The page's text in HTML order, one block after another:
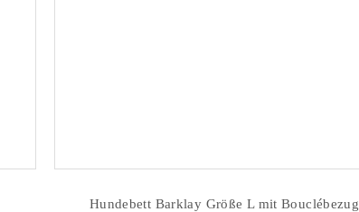
Hundebett Barklay Größe L mit Bouclébezug